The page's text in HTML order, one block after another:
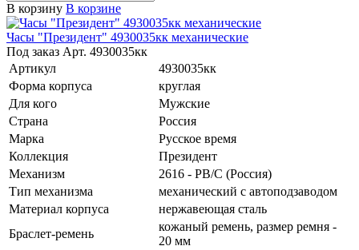
В корзину В корзине
Часы "Президент" 4930035кк механические
Под заказ Арт. 4930035кк
Артикул
4930035кк
Форма корпуса
круглая
Для кого
Мужские
Страна
Россия
Марка
Русское время
Коллекция
Президент
Механизм
2616 - РВ/С (Россия)
Тип механизма
механический с автоподзаводом
Материал корпуса
нержавеющая сталь
Браслет-ремень
кожаный ремень, размер ремня -
20 мм